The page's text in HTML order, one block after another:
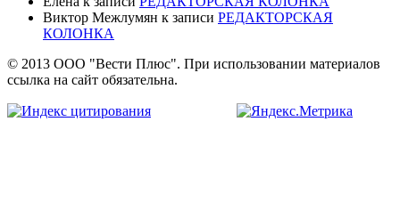
Виктор Межлумян к записи РЕДАКТОРСКАЯ
КОЛОНКА
© 2013 ООО "Вести Плюс". При использовании материалов
ссылка на сайт обязательна.